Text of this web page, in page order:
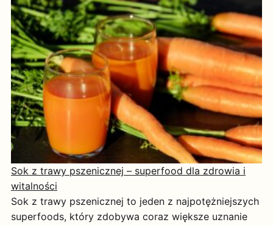
Sok z trawy pszenicznej – superfood dla zdrowia i
witalności
Sok z trawy pszenicznej to jeden z najpotężniejszych
superfoods, który zdobywa coraz większe uznanie